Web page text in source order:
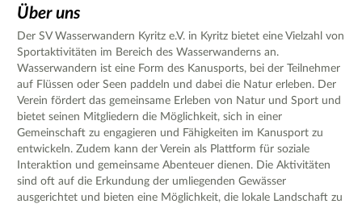
Über uns
Der SV Wasserwandern Kyritz e.V. in Kyritz bietet eine Vielzahl von
Sportaktivitäten im Bereich des Wasserwanderns an.
Wasserwandern ist eine Form des Kanusports, bei der Teilnehmer
auf Flüssen oder Seen paddeln und dabei die Natur erleben. Der
Verein fördert das gemeinsame Erleben von Natur und Sport und
bietet seinen Mitgliedern die Möglichkeit, sich in einer
Gemeinschaft zu engagieren und Fähigkeiten im Kanusport zu
entwickeln. Zudem kann der Verein als Plattform für soziale
Interaktion und gemeinsame Abenteuer dienen. Die Aktivitäten
sind oft auf die Erkundung der umliegenden Gewässer
ausgerichtet und bieten eine Möglichkeit, die lokale Landschaft zu